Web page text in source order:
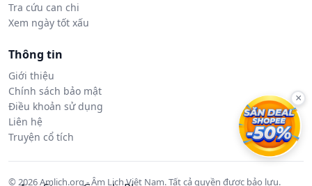
Tra cứu can chi
Xem ngày tốt xấu
Thông tin
Giới thiệu
Chính sách bảo mật
Điều khoản sử dụng
Liên hệ
Truyện cổ tích
© 2026 Amlich.org - Âm Lịch Việt Nam. Tất cả quyền được bảo lưu.
×